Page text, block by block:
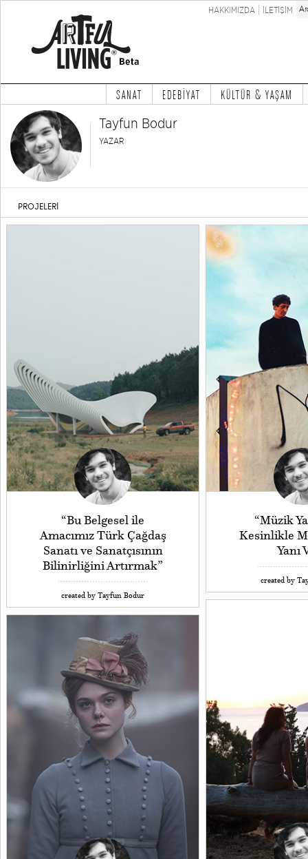
HAKKIMIZDA İLETİŞİM
SANAT EDEBİYAT KÜLTÜR & YAŞAM
Tayfun Bodur
YAZAR
PROJELERİ
“Bu Belgesel ile
Amacımız Türk Çağdaş
Sanatı ve Sanatçısının
Bilinirliğini Artırmak”
created by Tayfun Bodur
“Müzik
Kesinlikle
Yanı
created by